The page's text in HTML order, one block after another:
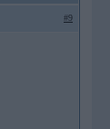
#9